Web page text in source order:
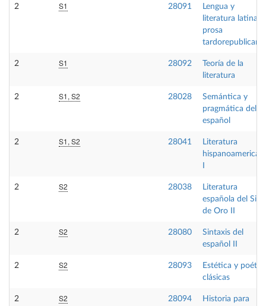
2 S1 28091
Lengua y
literatura latina I:
prosa
tardorepublicana
2 S1 28092
Teoría de la
literatura
2 S1, S2 28028
Semántica y
pragmática del
español
2 S1, S2 28041
Literatura
2 S2 28038
Literatura
española del
de Oro II
2 S2 28080
Sintaxis del
español II
2 S2 28093
Estética y
clásicas
2 S2 28094
Historia para